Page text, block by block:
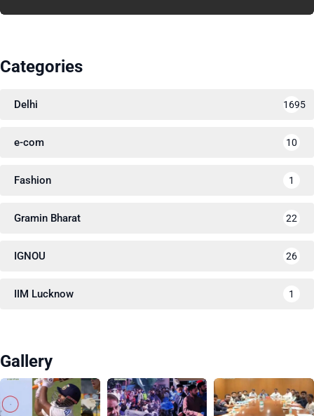
Categories
Delhi 1695
e-com 10
Fashion 1
Gramin Bharat 22
IGNOU 26
IIM Lucknow 1
Gallery